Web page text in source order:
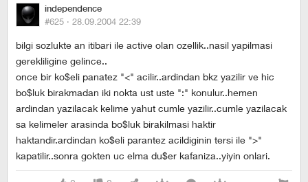
independence
#625 · 28.09.2004 22:39
bilgi sozlukte an itibari ile active olan ozellik..nasil yapilmasi
gerekliligine gelince..
once bir ko$eli panatez "<" acilir..ardindan bkz yazilir ve hic
bo$luk birakmadan iki nokta ust uste ":" konulur..hemen
ardindan yazilacak kelime yahut cumle yazilir..cumle yazilacak
sa kelimeler arasinda bo$luk birakilmasi haktir
haktandir.ardindan ko$eli parantez acildiginin tersi ile ">"
kapatilir..sonra gokten uc elma du$er kafaniza..yiyin onlari.